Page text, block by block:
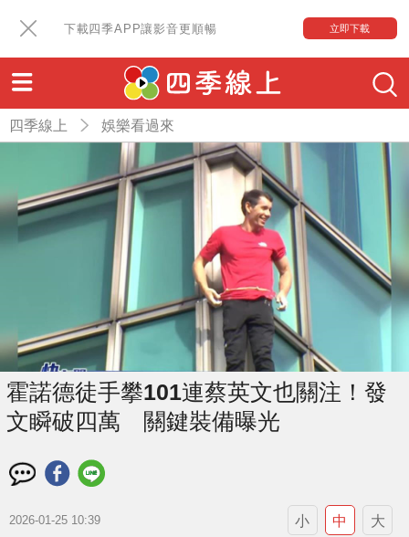
下載四季APP讓影音更順暢 立即下載
四季線上 娛樂看過來
霍諾德徒手攀101連蔡英文也關注！發
文瞬破四萬 關鍵裝備曝光
2026-01-25 10:39 小 中 大